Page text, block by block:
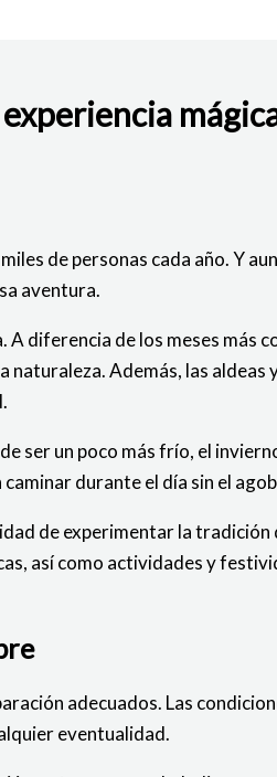
de personas cada año. Y
aventura.
diferencia de los meses más
Además, las aldeas
ser un poco más frío, el
durante el día sin el
de experimentar la
así como actividades y
adecuados. Las
eventualidad.